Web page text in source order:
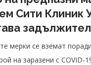
Сити Клиник
мерки се вземат поради
на заразени с COVID-